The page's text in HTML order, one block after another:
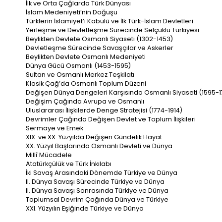
İlk ve Orta Çağlarda Türk Dünyası
İslam Medeniyeti’nin Doğuşu
Türklerin İslamiyet’i Kabulü ve İlk Türk-İslam Devletleri
Yerleşme ve Devletleşme Sürecinde Selçuklu Türkiyesi
Beylikten Devlete Osmanlı Siyaseti (1302-1453)
Devletleşme Sürecinde Savaşçılar ve Askerler
Beylikten Devlete Osmanlı Medeniyeti
Dünya Gücü Osmanlı (1453-1595)
Sultan ve Osmanlı Merkez Teşkilatı
Klasik Çağ’da Osmanlı Toplum Düzeni
Değişen Dünya Dengeleri Karşısında Osmanlı Siyaseti (1595-
Değişim Çağında Avrupa ve Osmanlı
Uluslararası İlişkilerde Denge Stratejisi (1774-1914)
Devrimler Çağında Değişen Devlet ve Toplum İlişkileri
Sermaye ve Emek
XIX. ve XX. Yüzyılda Değişen Gündelik Hayat
XX. Yüzyıl Başlarında Osmanlı Devleti ve Dünya
Millî Mücadele
Atatürkçülük ve Türk İnkılabı
İki Savaş Arasındaki Dönemde Türkiye ve Dünya
II. Dünya Savaşı Sürecinde Türkiye ve Dünya
II. Dünya Savaşı Sonrasında Türkiye ve Dünya
Toplumsal Devrim Çağında Dünya ve Türkiye
XXI. Yüzyılın Eşiğinde Türkiye ve Dünya